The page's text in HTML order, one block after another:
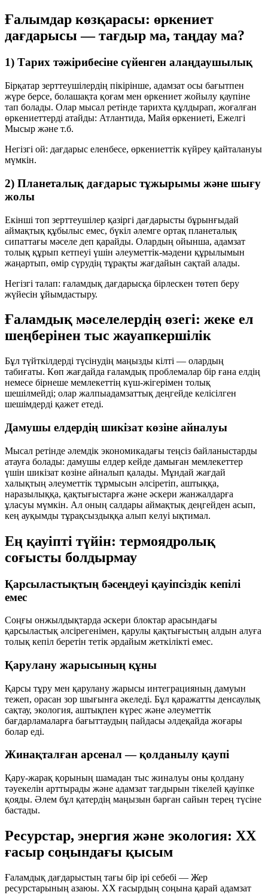
Ғалымдар көзқарасы: өркениет
дағдарысы — тағдыр ма, таңдау ма?
1) Тарих тәжірибесіне сүйенген алаңдаушылық
Бірқатар зерттеушілердің пікірінше, адамзат осы бағытпен
жүре берсе, болашақта қоғам мен өркениет жойылу қаупіне
тап болады. Олар мысал ретінде тарихта құлдырап, жоғалған
өркениеттерді атайды: Атлантида, Майя өркениеті, Ежелгі
Мысыр және т.б.
Негізгі ой: дағдарыс еленбесе, өркениеттік күйреу қайталануы
мүмкін.
2) Планеталық дағдарыс тұжырымы және шығу
жолы
Екінші топ зерттеушілер қазіргі дағдарысты бұрынғыдай
аймақтық құбылыс емес, бүкіл әлемге ортақ планеталық
сипаттағы мәселе деп қарайды. Олардың ойынша, адамзат
толық құрып кетпеуі үшін әлеуметтік-мәдени құрылымын
жаңартып, өмір сүрудің тұрақты жағдайын сақтай алады.
Негізгі талап: ғаламдық дағдарысқа бірлескен төтеп беру
жүйесін ұйымдастыру.
Ғаламдық мәселелердің өзегі: жеке ел
шеңберінен тыс жауапкершілік
Бұл түйткілдерді түсінудің маңызды кілті — олардың
табиғаты. Көп жағдайда ғаламдық проблемалар бір ғана елдің
немесе бірнеше мемлекеттің күш-жігерімен толық
шешілмейді; олар жалпыадамзаттық деңгейде келісілген
шешімдерді қажет етеді.
Дамушы елдердің шикізат көзіне айналуы
Мысал ретінде әлемдік экономикадағы теңсіз байланыстарды
атауға болады: дамушы елдер кейде дамыған мемлекеттер
үшін шикізат көзіне айналып қалады. Мұндай жағдай
халықтың әлеуметтік тұрмысын әлсіретіп, аштыққа,
наразылыққа, қақтығыстарға және әскери жанжалдарға
ұласуы мүмкін. Ал оның салдары аймақтық деңгейден асып,
кең ауқымды тұрақсыздыққа алып келуі ықтимал.
Ең қауіпті түйін: термоядролық
соғысты болдырмау
Қарсыластықтың бәсеңдеуі қауіпсіздік кепілі
емес
Соңғы онжылдықтарда әскери блоктар арасындағы
қарсыластық әлсірегенімен, қарулы қақтығыстың алдын алуға
толық кепіл беретін тетік әрдайым жеткілікті емес.
Қарулану жарысының құны
Қарсы тұру мен қарулану жарысы интеграцияның дамуын
тежеп, орасан зор шығынға әкеледі. Бұл қаражатты денсаулық
сақтау, экология, аштықпен күрес және әлеуметтік
бағдарламаларға бағыттаудың пайдасы әлдеқайда жоғары
болар еді.
Жинақталған арсенал — қолданылу қаупі
Қару-жарақ қорының шамадан тыс жиналуы оны қолдану
тәуекелін арттырады және адамзат тағдырын тікелей қауіпке
қояды. Әлем бұл қатердің маңызын барған сайын терең түсіне
бастады.
Ресурстар, энергия және экология: ХХ
ғасыр соңындағы қысым
Ғаламдық дағдарыстың тағы бір ірі себебі — Жер
ресурстарының азаюы. ХХ ғасырдың соңына қарай адамзат